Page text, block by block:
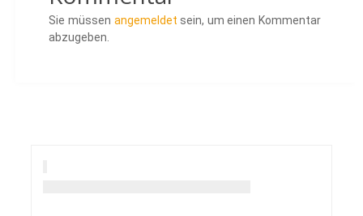
Sie müssen angemeldet sein, um einen Kommentar
abzugeben.